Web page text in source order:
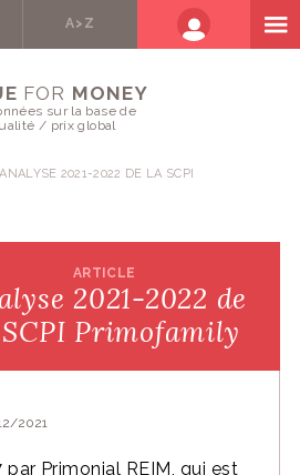
A>Z
FOR MONEY
sur la base de
/ prix global
ANALYSE 2021-2022 DE LA SCPI
ARTICLE
2021-2022 de
Primofamily
2021
par Primonial REIM, qui est